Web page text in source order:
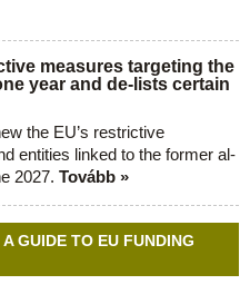
measures targeting the
year and de-lists certain
the EU’s restrictive
entities linked to the former al-
2027. Tovább »
GUIDE TO EU FUNDING